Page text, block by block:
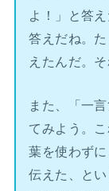
よ！」と答
答えだね。
えたんだ。
また、「一
てみよう。
葉を使わず
伝えた、と